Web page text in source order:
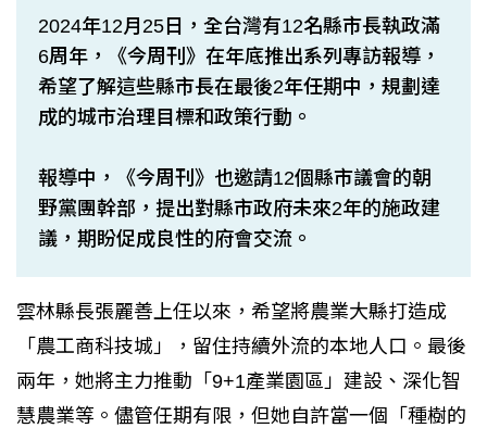
2024年12月25日，全台灣有12名縣市長執政滿
6周年，《今周刊》在年底推出系列專訪報導，
希望了解這些縣市長在最後2年任期中，規劃達
成的城市治理目標和政策行動。
報導中，《今周刊》也邀請12個縣市議會的朝
野黨團幹部，提出對縣市政府未來2年的施政建
議，期盼促成良性的府會交流。
雲林縣長張麗善上任以來，希望將農業大縣打造成
「農工商科技城」，留住持續外流的本地人口。最後
兩年，她將主力推動「9+1產業園區」建設、深化智
慧農業等。儘管任期有限，但她自許當一個「種樹的